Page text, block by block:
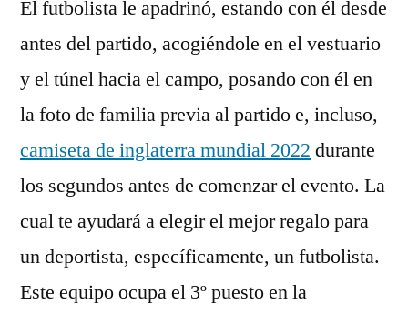
El futbolista le apadrinó, estando con él desde
antes del partido, acogiéndole en el vestuario
y el túnel hacia el campo, posando con él en
la foto de familia previa al partido e, incluso,
camiseta de inglaterra mundial 2022 durante
los segundos antes de comenzar el evento. La
cual te ayudará a elegir el mejor regalo para
un deportista, específicamente, un futbolista.
Este equipo ocupa el 3º puesto en la